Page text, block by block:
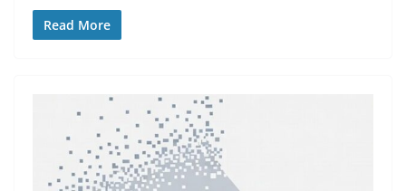
Read More